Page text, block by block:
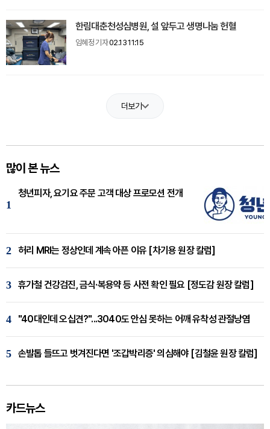
한림대춘천성심병원, 설 앞두고 생명나눔 헌혈
임혜정 기자02.13 11:15
더보기
많이 본 뉴스
1
청년피자, 요기요 주문 고객 대상 프로모션 전개
2 허리 MRI는 정상인데 계속 아픈 이유 [차기용 원장 칼럼]
3 휴가철 건강검진, 금식·복용약 등 사전 확인 필요 [정도감 원장 칼럼]
4 "40대인데 오십견?"...3040도 안심 못하는 어깨 유착성 관절낭염
5 손발톱 들뜨고 벗겨진다면 '조갑박리증' 의심해야 [김철윤 원장 칼럼]
카드뉴스